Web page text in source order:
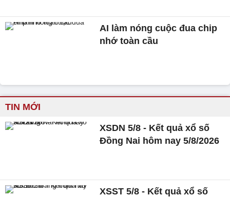
AI làm nóng cuộc đua chip
nhớ toàn cầu
TIN MỚI
XSDN 5/8 - Kết quả xổ số
Đồng Nai hôm nay 5/8/2026
XSST 5/8 - Kết quả xổ số